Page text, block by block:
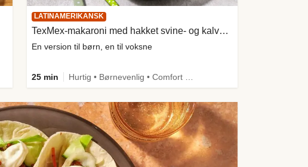
LATINAMERIKANSK
TexMex-makaroni med hakket svine- og kalvekød
En version til børn, en til voksne
25 min